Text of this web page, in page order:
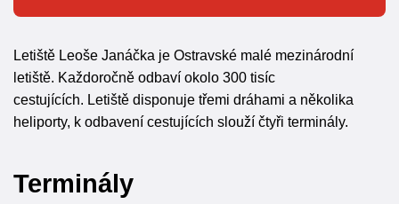
Letiště Leoše Janáčka je Ostravské malé mezinárodní
letiště. Každoročně odbaví okolo 300 tisíc
cestujících. Letiště disponuje třemi dráhami a několika
heliporty, k odbavení cestujících slouží čtyři terminály.
Terminály